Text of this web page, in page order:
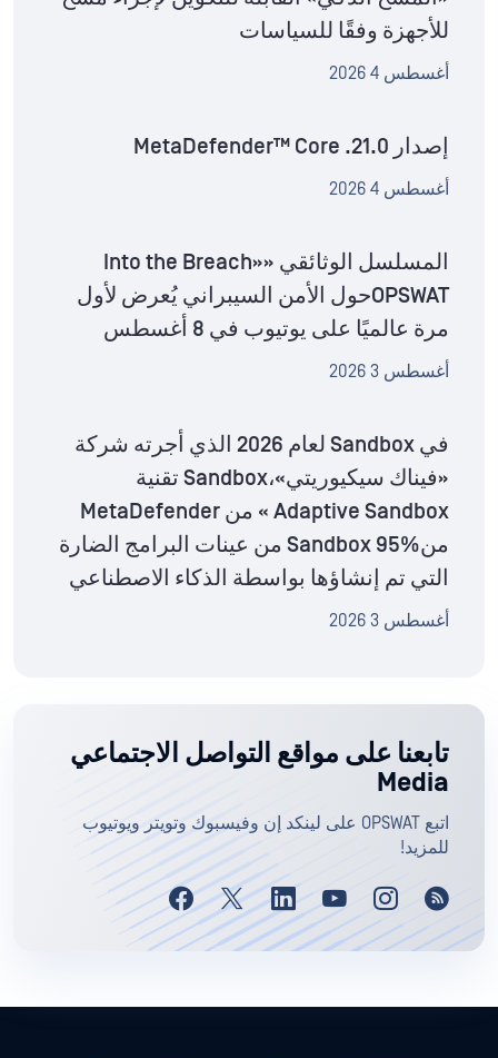
للأجهزة وفقًا للسياسات
أغسطس 4 2026
إصدار MetaDefender™ Core .21.0
أغسطس 4 2026
المسلسل الوثائقي «Into the Breach»
OPSWATحول الأمن السيبراني يُعرض لأول
مرة عالميًا على يوتيوب في 8 أغسطس
أغسطس 3 2026
في Sandbox لعام 2026 الذي أجرته شركة
«فيناك سيكيوريتي»،Sandbox تقنية
Adaptive Sandbox » من MetaDefender
منSandbox 95% من عينات البرامج الضارة
التي تم إنشاؤها بواسطة الذكاء الاصطناعي
أغسطس 3 2026
تابعنا على مواقع التواصل الاجتماعي
Media
اتبع OPSWAT على لينكد إن وفيسبوك وتويتر ويوتيوب
للمزيد!